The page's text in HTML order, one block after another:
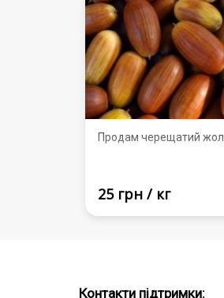
Продам черещатий
25 грн / кг
Контакти підтримки: